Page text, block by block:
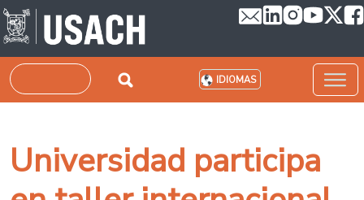
Pasar al contenido principal
Buscar IDIOMAS
Universidad participa